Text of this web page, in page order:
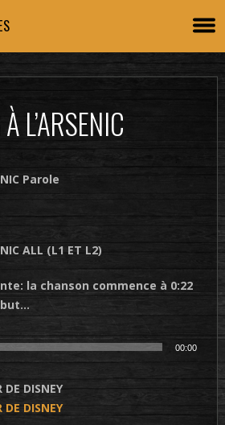
L’ARSENIC
Parole
ALL (L1 ET L2)
la chanson commence à 0:22
00:00
DE DISNEY
DE DISNEY